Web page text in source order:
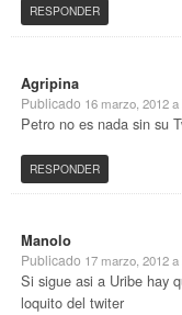
RESPONDER
Agripina
Publicado 16 marzo, 2012
Petro no es nada sin su
RESPONDER
Manolo
Publicado 17 marzo, 2012
Si sigue asi a Uribe hay
loquito del twiter